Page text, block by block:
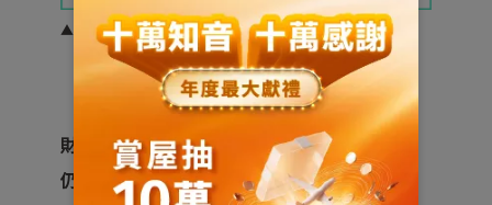
▲資料來源：財經M平方
財政部 Q4 下調發債量，然而明年Q1 發債需求
仍高